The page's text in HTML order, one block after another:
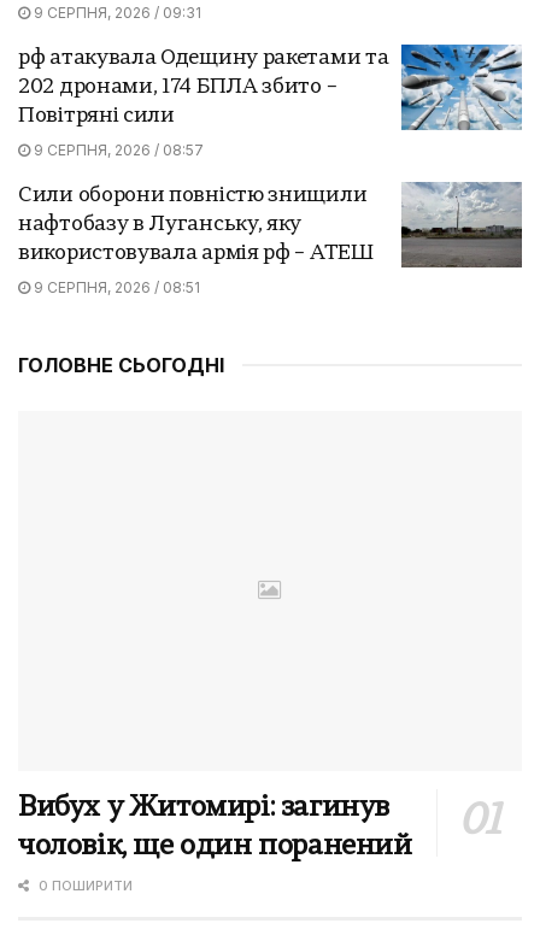
9 СЕРПНЯ, 2026 / 09:31
рф атакувала Одещину ракетами та
202 дронами, 174 БПЛА збито –
Повітряні сили
9 СЕРПНЯ, 2026 / 08:57
Сили оборони повністю знищили
нафтобазу в Луганську, яку
використовувала армія рф – АТЕШ
9 СЕРПНЯ, 2026 / 08:51
ГОЛОВНЕ СЬОГОДНІ
Вибух у Житомирі: загинув
чоловік, ще один поранений
0 ПОШИРИТИ